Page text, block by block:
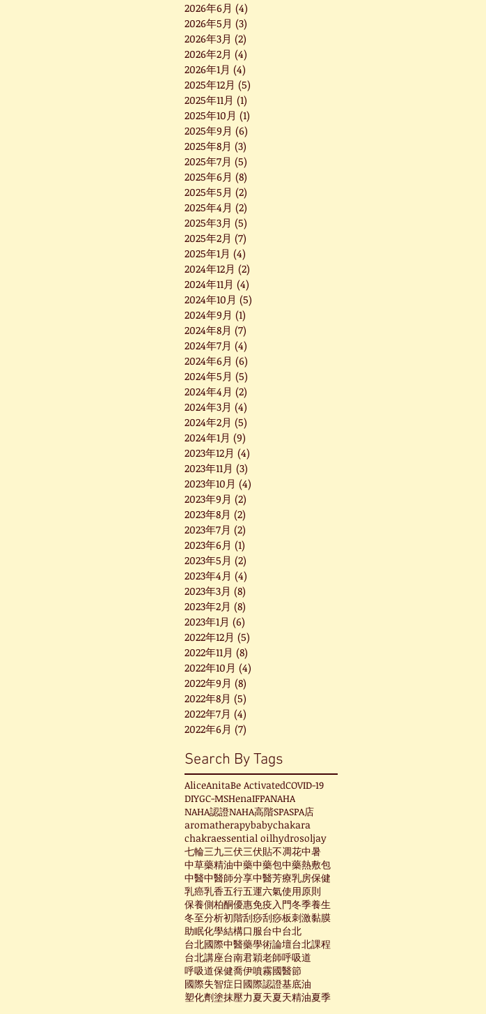
2026年6月 (4)
2026年5月 (3)
2026年3月 (2)
2026年2月 (4)
2026年1月 (4)
2025年12月 (5)
2025年11月 (1)
2025年10月 (1)
2025年9月 (6)
2025年8月 (3)
2025年7月 (5)
2025年6月 (8)
2025年5月 (2)
2025年4月 (2)
2025年3月 (5)
2025年2月 (7)
2025年1月 (4)
2024年12月 (2)
2024年11月 (4)
2024年10月 (5)
2024年9月 (1)
2024年8月 (7)
2024年7月 (4)
2024年6月 (6)
2024年5月 (5)
2024年4月 (2)
2024年3月 (4)
2024年2月 (5)
2024年1月 (9)
2023年12月 (4)
2023年11月 (3)
2023年10月 (4)
2023年9月 (2)
2023年8月 (2)
2023年7月 (2)
2023年6月 (1)
2023年5月 (2)
2023年4月 (4)
2023年3月 (8)
2023年2月 (8)
2023年1月 (6)
2022年12月 (5)
2022年11月 (8)
2022年10月 (4)
2022年9月 (8)
2022年8月 (5)
2022年7月 (4)
2022年6月 (7)
Search By Tags
AliceAnitaBe ActivatedCOVID-19
DIYGC-MSHenaIFPANAHA
NAHA認證NAHA高階SPASPA店
aromatherapybabychakara
chakraessential oilhydrosoljay
七輪三九三伏三伏貼不凋花中暑
中草藥精油中藥中藥包中藥熱敷包
中醫中醫師分享中醫芳療乳房保健
乳癌乳香五行五運六氣使用原則
保養側柏酮優惠免疫入門冬季養生
冬至分析初階刮痧刮痧板刺激黏膜
助眠化學結構口服台中台北
台北國際中醫藥學術論壇台北課程
台北講座台南君穎老師呼吸道
呼吸道保健喬伊噴霧國醫節
國際失智症日國際認證基底油
塑化劑塗抹壓力夏天夏天精油夏季